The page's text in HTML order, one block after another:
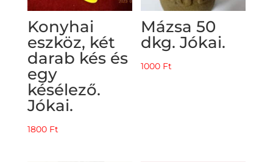
Konyhai
eszköz, két
darab kés és
egy
késélező.
Jókai.
1800 Ft
Mázsa 50
dkg. Jókai.
1000 Ft